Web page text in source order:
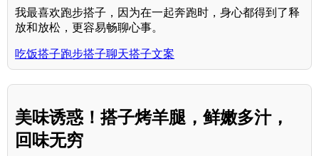
我最喜欢跑步搭子，因为在一起奔跑时，身心都得到了释
放和放松，更容易畅聊心事。
吃饭搭子跑步搭子聊天搭子文案
美味诱惑！搭子烤羊腿，鲜嫩多汁，
回味无穷